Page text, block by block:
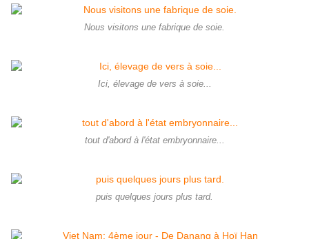
Nous visitons une fabrique de soie.
Ici, élevage de vers à soie...
tout d'abord à l'état embryonnaire...
puis quelques jours plus tard.